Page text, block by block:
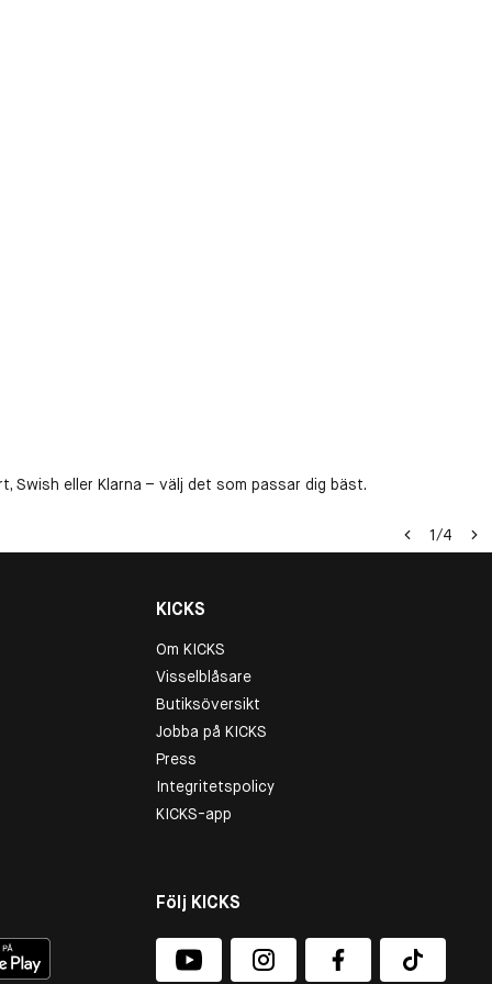
Swish eller Klarna – välj det som passar dig bäst.
1/4
KICKS
Om KICKS
Visselblåsare
Butiksöversikt
Jobba på KICKS
Press
Integritetspolicy
KICKS-app
Följ KICKS